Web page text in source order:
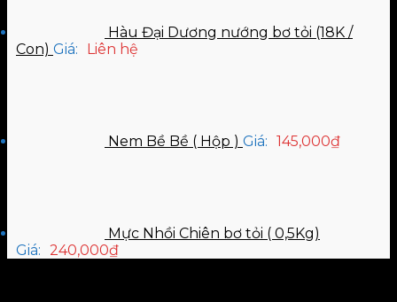
Hàu Đại Dương nướng bơ tỏi (18K /
Con) Giá: Liên hệ
Nem Bề Bề ( Hộp ) Giá: 145,000₫
Mực Nhồi Chiên bơ tỏi ( 0,5Kg)
Giá: 240,000₫